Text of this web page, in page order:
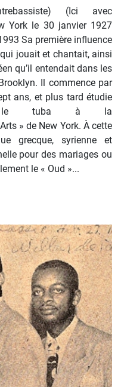
(Ici avec
York le 30 janvier 1927
Sa première influence
jouait et chantait, ainsi
qu’il entendait dans les
Il commence par
ans, et plus tard étudie
le tuba à la
» de New York. À cette
grecque, syrienne et
pour des mariages ou
le « Oud »...